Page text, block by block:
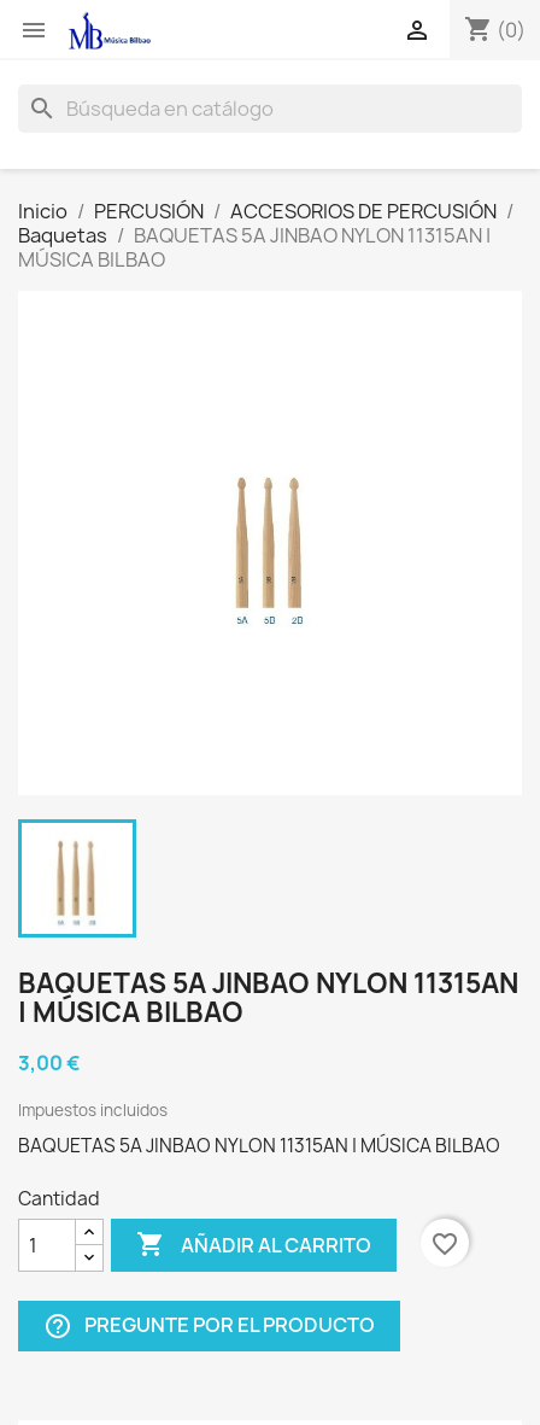
 shopping_cart (0)

search
Inicio PERCUSIÓN
ACCESORIOS DE PERCUSIÓN
Baquetas
BAQUETAS 5A JINBAO NYLON 11315AN |
MÚSICA BILBAO
BAQUETAS 5A JINBAO NYLON 11315AN
| MÚSICA BILBAO
3,00 €
Impuestos incluidos
BAQUETAS 5A JINBAO NYLON 11315AN | MÚSICA BILBAO
Cantidad
 AÑADIR AL CARRITO favorite_border
help_outline PREGUNTE POR EL PRODUCTO